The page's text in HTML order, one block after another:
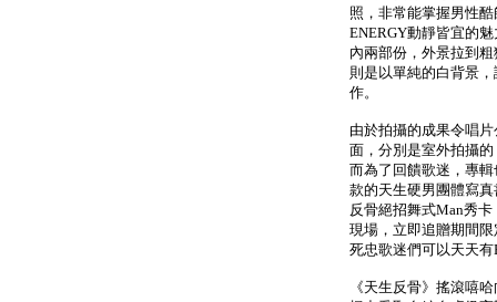
照，非常能掌握男性
ENERGY動靜皆宜的
內兩部份，外景拉到
則是以單純的白背景
作。
由於拍攝的成果令唱
面，分別是室外拍攝
而為了回饋歌迷，專
款的天生硬男團體寫
反骨絕招舞式Man秀
現場，立即追贈期間
死忠歌迷們可以天天
《天生反骨》搖滾嘻